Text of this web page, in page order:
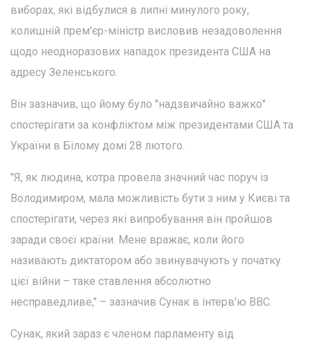
виборах, які відбулися в липні минулого року,
колишній прем'єр-міністр висловив незадоволення
щодо неодноразових нападок президента США на
адресу Зеленського.
Він зазначив, що йому було "надзвичайно важко"
спостерігати за конфліктом між президентами США та
України в Білому домі 28 лютого.
"Я, як людина, котра провела значний час поруч із
Володимиром, мала можливість бути з ним у Києві та
спостерігати, через які випробування він пройшов
заради своєї країни. Мене вражає, коли його
називають диктатором або звинувачують у початку
цієї війни – таке ставлення абсолютно
несправедливе," – зазначив Сунак в інтерв'ю BBC.
Сунак, який зараз є членом парламенту від